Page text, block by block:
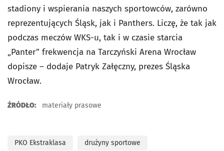
stadiony i wspierania naszych sportowców, zarówno
reprezentujących Śląsk, jak i Panthers. Liczę, że tak jak
podczas meczów WKS-u, tak i w czasie starcia
„Panter” frekwencja na Tarczyński Arena Wrocław
dopisze – dodaje Patryk Załęczny, prezes Śląska
Wrocław.
ŹRÓDŁO: materiały prasowe
PKO Ekstraklasa drużyny sportowe